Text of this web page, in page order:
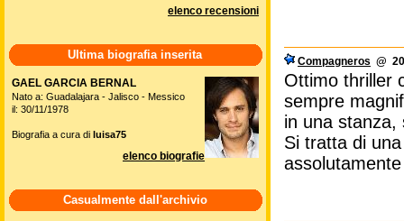
Compagneros @
Ottimo thriller
sempre
in una stanza,
Si tratta di
elenco recensioni
Ultima biografia inserita
GAEL GARCIA BERNAL
Nato a: Guadalajara - Jalisco - Messico
il: 30/11/1978
Biografia a cura di luisa75
elenco biografie
Casualmente dall'archivio